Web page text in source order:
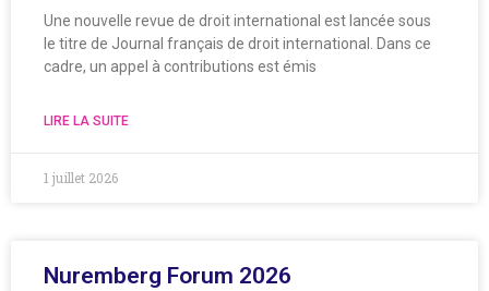
Une nouvelle revue de droit international est lancée sous
le titre de Journal français de droit international. Dans ce
cadre, un appel à contributions est émis
LIRE LA SUITE
1 juillet 2026
Nuremberg Forum 2026